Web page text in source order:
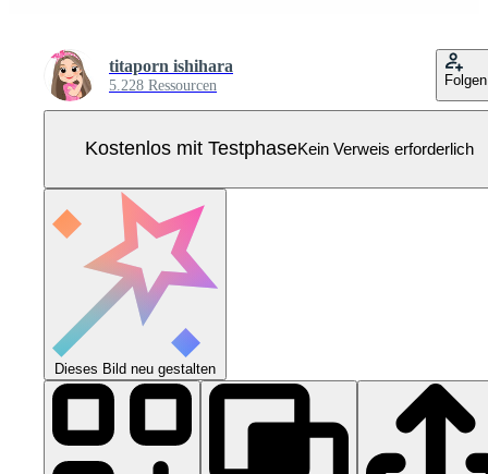
titaporn ishihara
5.228 Ressourcen Folgen
Kostenlos mit TestphaseKein Verweis erforderlich
Dieses Bild neu gestalten